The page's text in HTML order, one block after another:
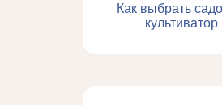
Как выбрать
культиватор